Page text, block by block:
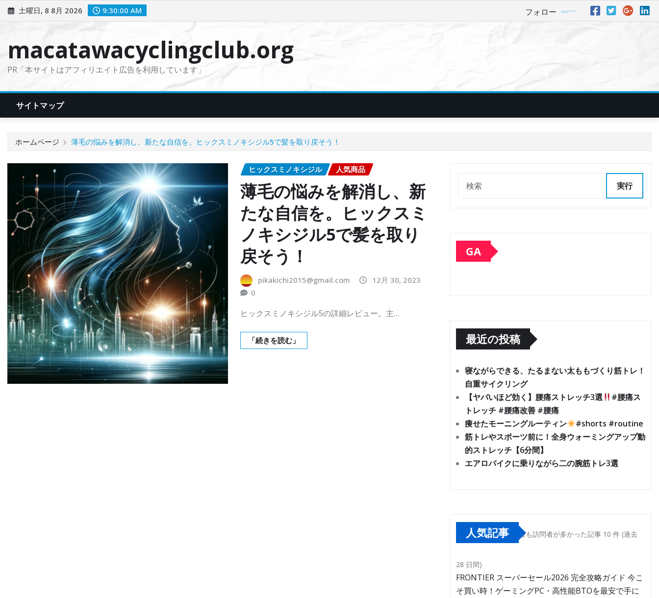
ン
土曜日, 8 8月 2026 9:30:01 AM フォロー
macatawacyclingclub.org
PR「本サイトはアフィリエイト広告を利用しています」
サイトマップ
ホームページ 薄毛の悩みを解消し、新たな自信を。ヒックスミノキシジル5で髪を取り戻そう！
ヒックスミノキシジル 人気商品
薄毛の悩みを解消し、新
たな自信を。ヒックスミ
ノキシジル5で髪を取り
戻そう！
pikakichi2015@gmail.com
12月 30, 2023
0
ヒックスミノキシジル5の詳細レビュー。主…
「続きを読む」
実行
GA
最近の投稿
寝ながらできる、たるまない太ももづくり筋トレ！
自重サイクリング
【ヤバいほど効く】腰痛ストレッチ3選
#腰痛ス
トレッチ #腰痛改善 #腰痛
痩せたモーニングルーティン
#shorts #routine
筋トレやスポーツ前に！全身ウォーミングアップ動
的ストレッチ【6分間】
エアロバイクに乗りながら二の腕筋トレ3選
人気記事 最も訪問者が多かった記事 10 件 (過去
28 日間)
FRONTIER スーパーセール2026 完全攻略ガイド 今こ
そ買い時！ゲーミングPC・高性能BTOを最安で手に